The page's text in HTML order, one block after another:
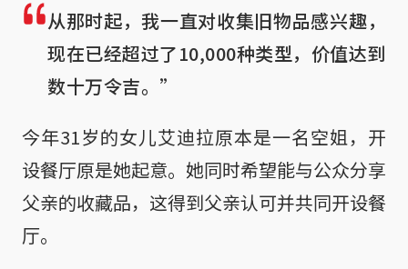
从那时起，我一直对收集旧物品感兴趣，
现在已经超过了10,000种类型，价值达到
数十万令吉。”
今年31岁的女儿艾迪拉原本是一名空姐，开
设餐厅原是她起意。她同时希望能与公众分享
父亲的收藏品，这得到父亲认可并共同开设餐
厅。